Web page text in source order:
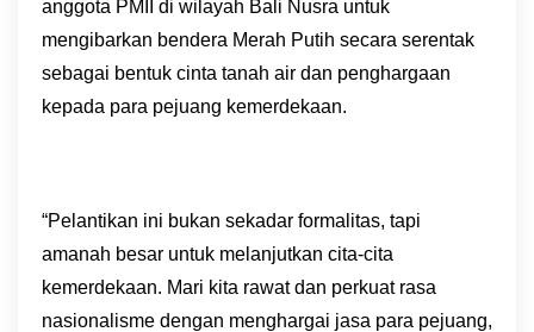
anggota PMII di wilayah Bali Nusra untuk
mengibarkan bendera Merah Putih secara serentak
sebagai bentuk cinta tanah air dan penghargaan
kepada para pejuang kemerdekaan.
“Pelantikan ini bukan sekadar formalitas, tapi
amanah besar untuk melanjutkan cita-cita
kemerdekaan. Mari kita rawat dan perkuat rasa
nasionalisme dengan menghargai jasa para pejuang,